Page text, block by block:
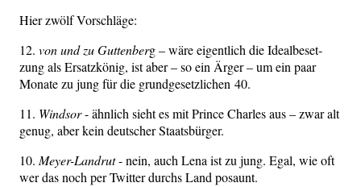
Hier zwölf Vorschläge:
12. von und zu Gut­ten­berg – wäre eigent­lich die Ide­al­be­set­
zung als Ersatz­kö­nig, ist aber – so ein Ärger – um ein paar
Mona­te zu jung für die grund­ge­setz­li­chen 40.
11. Wind­sor- ähn­lich sieht es mit Prin­ce Charles aus – zwar alt
genug, aber kein deut­scher Staatsbürger.
10.Mey­er-Land­rut- nein, auch Lena ist zu jung. Egal, wie oft
wer das noch per Twit­ter durchs Land posaunt.